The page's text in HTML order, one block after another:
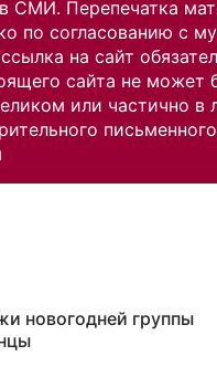
СМИ. Перепечатка
по согласованию с
на сайт
сайта не может
или частично в
письменного
новогодней группы